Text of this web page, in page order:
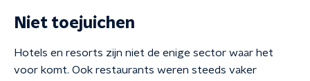
Niet toejuichen
Hotels en resorts zijn niet de enige sector waar het
voor komt. Ook restaurants weren steeds vaker